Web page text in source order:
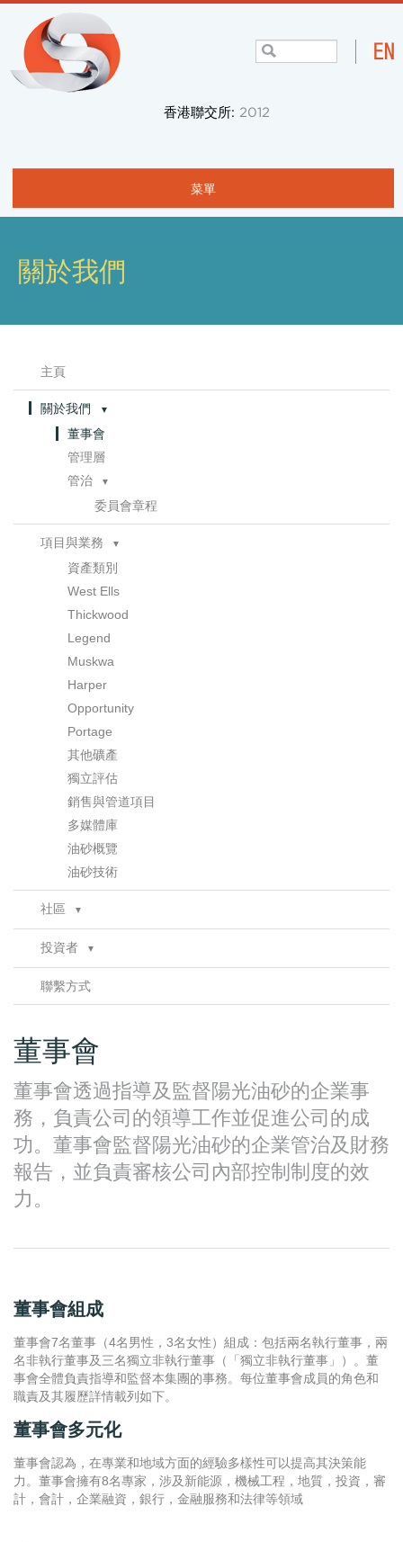
香港聯交所: 2012
菜單
關於我們
主頁
關於我們 ▼
董事會
管理層
管治
▼
委員會章程
項目與業務 ▼
資產類別
West Ells
Thickwood
Legend
Muskwa
Harper
Opportunity
Portage
其他礦產
獨立評估
銷售與管道項目
多媒體庫
油砂概覽
油砂技術
社區 ▼
諮詢
健康、安全及環境
合規性
投資者 ▼
公告
分析師報告
投資者信息
股東資料
SEDAR
聯繫方式
董事會
董事會透過指導及監督陽光油砂的企業事
務，負責公司的領導工作並促進公司的成
功。董事會監督陽光油砂的企業管治及財務
報告，並負責審核公司內部控制制度的效
力。
董事會組成
董事會7名董事（4名男性，3名女性）組成：包括兩名執行董事，兩
名非執行董事及三名獨立非執行董事（「獨立非執行董事」）。董
事會全體負責指導和監督本集團的事務。每位董事會成員的角色和
職責及其履歷詳情載列如下。
董事會多元化
董事會認為，在專業和地域方面的經驗多樣性可以提高其決策能
力。董事會擁有8名專家，涉及新能源，機械工程，地質，投資，審
計，會計，企業融資，銀行，金融服務和法律等領域